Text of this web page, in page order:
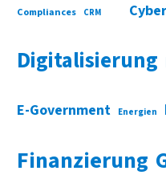
Compliances CRM
Digitalisierung
E-Government Energien
Finanzierung